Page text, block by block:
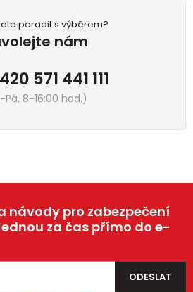
poradit s výběrem?
nám
571 441 111
Pá, 8-16:00 hod.)
návody pro zabezpečení
za čas přímo do e-